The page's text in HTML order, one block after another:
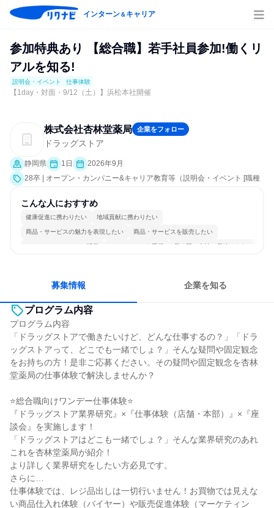
インターン＆キャリア
参加特典あり 【総合職】若手社員参加!働くリ
アルを知る!
説明会・イベント 仕事体験
【1day・対面・9/12（土）】浜松本社開催
株式会社杏林堂薬局 企業をフォロー
ドラッグストア
静岡県 1日
2026年9月
28卒 | オープン・カンパニー&キャリア教育等（説明会・イベント [職種
こんな人におすすめ
健康促進に携わりたい 地域貢献に携わりたい
商品・サービスの魅力を表現したい 商品・サービスを販売したい
コミュニケーションが活発 チームワークを重視 長く同じ会社に居続けられる
募集情報 企業を知る
プログラム内容
プログラム内容
「ドラッグストアで働きたいけど、どんな仕事するの？」「ドラ
ッグストアって、どこでも一緒でしょ？」そんな疑問や固定観念
をお持ちの方！是非ご応募ください。その疑問や固定観念を杏林
堂薬局の仕事体験で解決しませんか？
⭐総合職向けワンデー仕事体験⭐
『ドラッグストア業界研究』×『仕事体験（店舗・本部）』×『座
談会』を実施します！
「ドラッグストアはどこも一緒でしょ？」そんな業界研究のあれ
これを杏林堂薬局が紹介！
より詳しく業界研究をしたい方必見です。
さらに…
仕事体験では、レジ品出しは一切行いません！お買物では見えな
い商品仕入れ体験（バイヤー）や販売促進体験（マーケティン